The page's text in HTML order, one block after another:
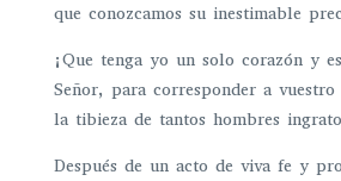
que conozcamos su inestimable
¡Que tenga yo un solo corazón y
Señor, para corresponder a
la tibieza de tantos hombres
Después de un acto de viva fe y